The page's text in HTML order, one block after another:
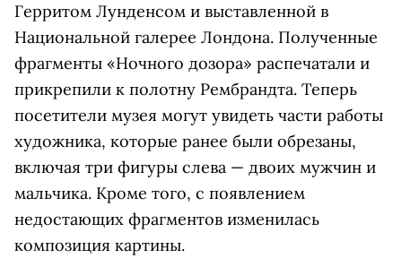
Герритом Лунденсом и выставленной в
Национальной галерее Лондона. Полученные
фрагменты «Ночного дозора» распечатали и
прикрепили к полотну Рембрандта. Теперь
посетители музея могут увидеть части работы
художника, которые ранее были обрезаны,
включая три фигуры слева — двоих мужчин и
мальчика. Кроме того, с появлением
недостающих фрагментов изменилась
композиция картины.